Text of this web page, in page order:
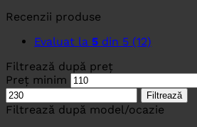
Recenzii produse
Evaluat la 5 din 5 (12)
Filtrează după preț
Preț minim
Filtrează
Filtrează după model/ocazie